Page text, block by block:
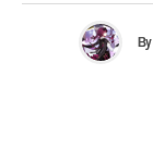
By